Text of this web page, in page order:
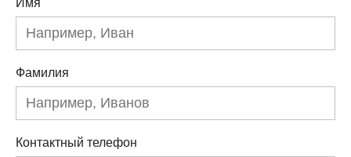
Имя
Фамилия
Контактный телефон